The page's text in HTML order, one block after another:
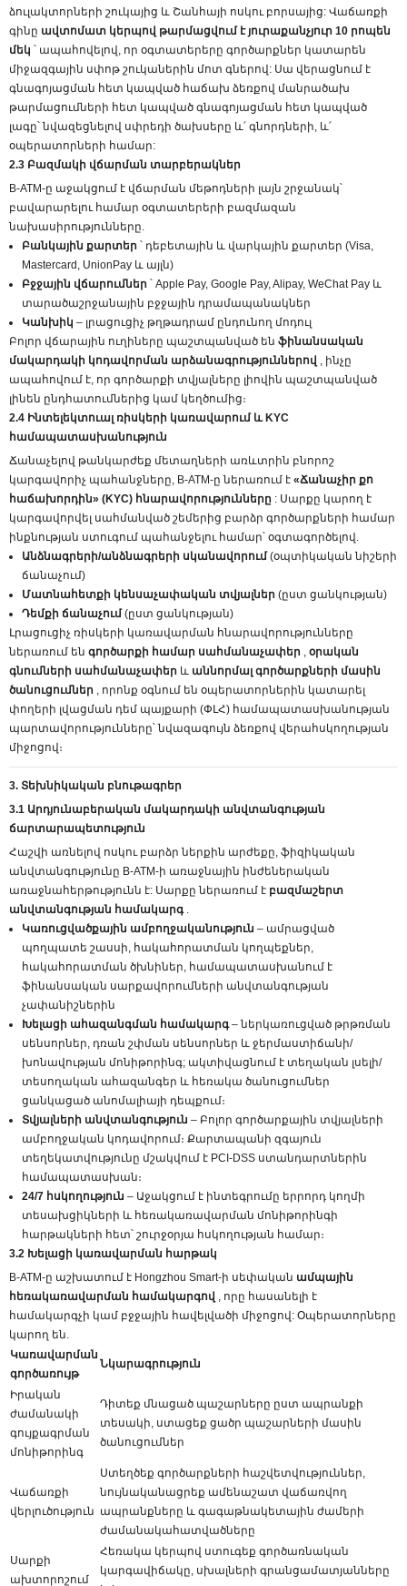
ձուլակտորների շուկայից և Շանհայի ոսկու բորսայից: Վաճառքի
գինը ավտոմատ կերպով թարմացվում է յուրաքանչյուր 10 րոպեն
մեկ ՝ ապահովելով, որ օգտատերերը գործարքներ կատարեն
միջազգային սփոթ շուկաներին մոտ գներով: Սա վերացնում է
գնագոյացման հետ կապված հաճախ ձեռքով մանրածախ
թարմացումների հետ կապված գնագոյացման հետ կապված
լագը՝ նվազեցնելով սփրեդի ծախսերը և՛ գնորդների, և՛
օպերատորների համար:
2.3 Բազմակի վճարման տարբերակներ
B-ATM-ը աջակցում է վճարման մեթոդների լայն շրջանակ՝
բավարարելու համար օգտատերերի բազմազան
նախասիրությունները.
Բանկային քարտեր ՝ դեբետային և վարկային քարտեր (Visa,
Mastercard, UnionPay և այլն)
Բջջային վճարումներ ՝ Apple Pay, Google Pay, Alipay, WeChat Pay և
տարածաշրջանային բջջային դրամապանակներ
Կանխիկ – լրացուցիչ թղթադրամ ընդունող մոդուլ
Բոլոր վճարային ուղիները պաշտպանված են ֆինանսական
մակարդակի կոդավորման արձանագրություններով , ինչը
ապահովում է, որ գործարքի տվյալները լիովին պաշտպանված
լինեն ընդհատումներից կամ կեղծումից։
2.4 Ինտելեկտուալ ռիսկերի կառավարում և KYC
համապատասխանություն
Ճանաչելով թանկարժեք մետաղների առևտրին բնորոշ
կարգավորիչ պահանջները, B-ATM-ը ներառում է «Ճանաչիր քո
հաճախորդին» (KYC) հնարավորությունները : Սարքը կարող է
կարգավորվել սահմանված շեմերից բարձր գործարքների համար
ինքնության ստուգում պահանջելու համար՝ օգտագործելով.
Անձնագրերի/անձնագրերի սկանավորում(օպտիկական նիշերի
ճանաչում)
Մատնահետքի կենսաչափական տվյալներ (ըստ ցանկության)
Դեմքի ճանաչում(ըստ ցանկության)
Լրացուցիչ ռիսկերի կառավարման հնարավորությունները
ներառում են գործարքի համար սահմանաչափեր , օրական
գնումների սահմանաչափեր և աննորմալ գործարքների մասին
ծանուցումներ , որոնք օգնում են օպերատորներին կատարել
փողերի լվացման դեմ պայքարի (ՓԼՀ) համապատասխանության
պարտավորությունները՝ նվազագույն ձեռքով վերահսկողության
միջոցով։
3. Տեխնիկական բնութագրեր
3.1 Արդյունաբերական մակարդակի անվտանգության
ճարտարապետություն
Հաշվի առնելով ոսկու բարձր ներքին արժեքը, ֆիզիկական
անվտանգությունը B-ATM-ի առաջնային ինժեներական
առաջնահերթությունն է: Սարքը ներառում է բազմաշերտ
անվտանգության համակարգ.
Կառուցվածքային ամբողջականություն – ամրացված
պողպատե շասսի, հակահորատման կողպեքներ,
հակահորատման ծխնիներ, համապատասխանում է
ֆինանսական սարքավորումների անվտանգության
չափանիշներին
Խելացի ահազանգման համակարգ– ներկառուցված թրթռման
սենսորներ, դռան շփման սենսորներ և ջերմաստիճանի/
խոնավության մոնիթորինգ; ակտիվացնում է տեղական լսելի/
տեսողական ահազանգեր և հեռակա ծանուցումներ
ցանկացած անոմալիայի դեպքում։
Տվյալների անվտանգություն – Բոլոր գործարքային տվյալների
ամբողջական կոդավորում։ Քարտապանի զգայուն
տեղեկատվությունը մշակվում է PCI-DSS ստանդարտներին
համապատասխան։
24/7 հսկողություն – Աջակցում է ինտեգրումը երրորդ կողմի
տեսախցիկների և հեռակառավարման մոնիթորինգի
հարթակների հետ՝ շուրջօրյա հսկողության համար։
3.2 Խելացի կառավարման հարթակ
B-ATM-ը աշխատում է Hongzhou Smart-ի սեփական ամպային
հեռակառավարման համակարգով , որը հասանելի է
համակարգչի կամ բջջային հավելվածի միջոցով: Օպերատորները
կարող են.
Կառավարման
գործառույթ
Նկարագրություն
Իրական
ժամանակի
գույքագրման
մոնիթորինգ
Դիտեք մնացած պաշարները ըստ ապրանքի
տեսակի, ստացեք ցածր պաշարների մասին
ծանուցումներ
Վաճառքի
վերլուծություն
Ստեղծեք գործարքների հաշվետվություններ,
նույնականացրեք ամենաշատ վաճառվող
ապրանքները և գագաթնակետային ժամերի
ժամանակահատվածները
Սարքի
ախտորոշում
Հեռակա կերպով ստուգեք գործառնական
կարգավիճակը, սխալների գրանցամատյանները